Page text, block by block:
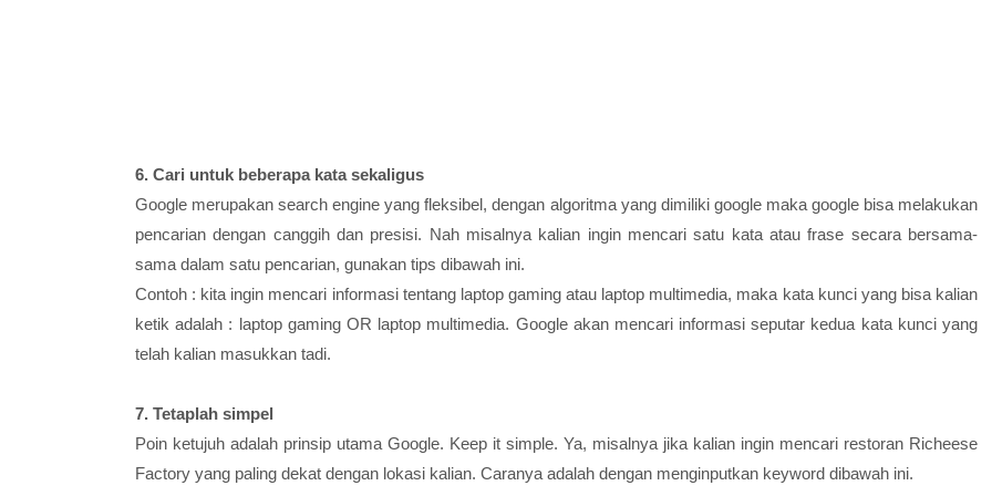
6. Cari untuk beberapa kata sekaligus
Google merupakan search engine yang fleksibel, dengan algoritma yang dimiliki google maka google bisa melakukan
pencarian dengan canggih dan presisi. Nah misalnya kalian ingin mencari satu kata atau frase secara bersama-
sama dalam satu pencarian, gunakan tips dibawah ini.
Contoh : kita ingin mencari informasi tentang laptop gaming atau laptop multimedia, maka kata kunci yang bisa kalian
ketik adalah : laptop gaming OR laptop multimedia. Google akan mencari informasi seputar kedua kata kunci yang
telah kalian masukkan tadi.
7. Tetaplah simpel
Poin ketujuh adalah prinsip utama Google. Keep it simple. Ya, misalnya jika kalian ingin mencari restoran Richeese
Factory yang paling dekat dengan lokasi kalian. Caranya adalah dengan menginputkan keyword dibawah ini.